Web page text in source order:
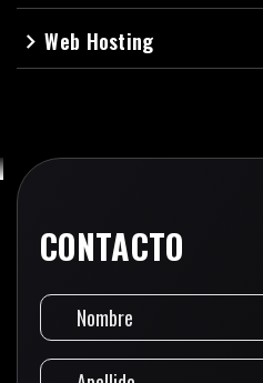
navigate_nextWeb Hosting
CONTACTO